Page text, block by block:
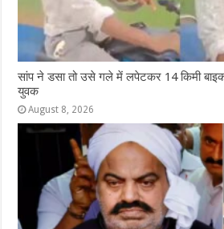
सांप ने डसा तो उसे गले में लपेटकर 14 किमी
युवक
August 8, 2026